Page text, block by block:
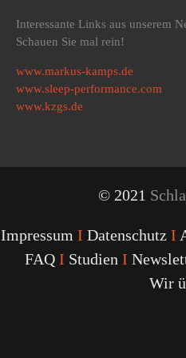
Interessante Links aus unserem
Schauen Sie mal rein!
www.markus-kamps.de
www.sleep-performance.com
www.kzgs.de
© 2021
Impressum I Datenschutz I
FAQ I Studien I
Wir